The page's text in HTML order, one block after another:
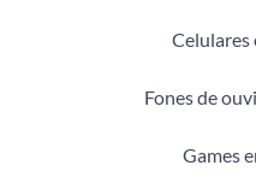
Celulares
Fones de
Games